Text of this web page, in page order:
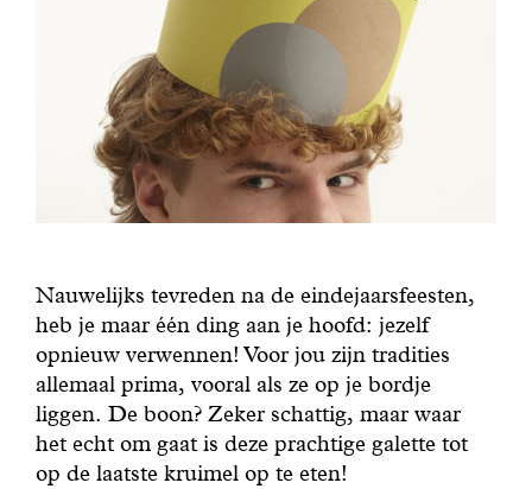
Nauwelijks tevreden na de eindejaarsfeesten,
heb je maar één ding aan je hoofd: jezelf
opnieuw verwennen! Voor jou zijn tradities
allemaal prima, vooral als ze op je bordje
liggen. De boon? Zeker schattig, maar waar
het echt om gaat is deze prachtige galette tot
op de laatste kruimel op te eten!